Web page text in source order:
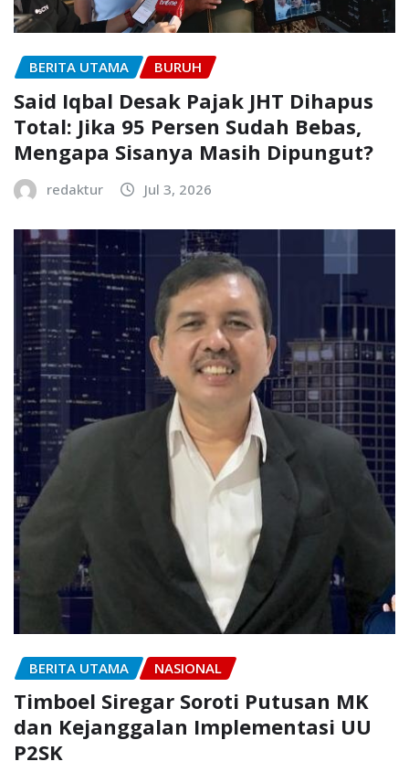
BERITA UTAMA BURUH
Said Iqbal Desak Pajak JHT Dihapus
Total: Jika 95 Persen Sudah Bebas,
Mengapa Sisanya Masih Dipungut?
redaktur Jul 3, 2026
BERITA UTAMA NASIONAL
Timboel Siregar Soroti Putusan MK
dan Kejanggalan Implementasi UU
P2SK